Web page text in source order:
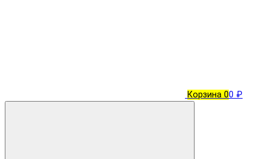
Корзина 00 ₽